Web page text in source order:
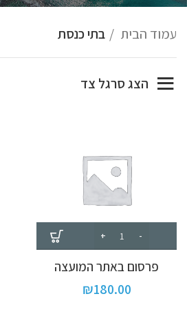
עמוד הבית בתי כנסת
הצג סרגל צד
פרסום באתר המועצה
₪180.00